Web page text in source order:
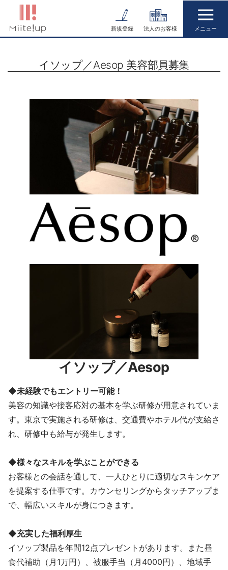
テ
新規登録 法人のお客様
イソップ／Aesop 美容部員募集
イソップ／Aesop
◆未経験でもエントリー可能！
美容の知識や接客応対の基本を学ぶ研修が用意されていま
す。東京で実施される研修は、交通費やホテル代が支給さ
れ、研修中も給与が発生します。
◆様々なスキルを学ぶことができる
お客様との会話を通して、一人ひとりに適切なスキンケア
を提案する仕事です。カウンセリングからタッチアップま
で、幅広いスキルが身につきます。
◆充実した福利厚生
イソップ製品を年間12点プレゼントがあります。また昼
食代補助（月1万円）、被服手当（月4000円）、地域手